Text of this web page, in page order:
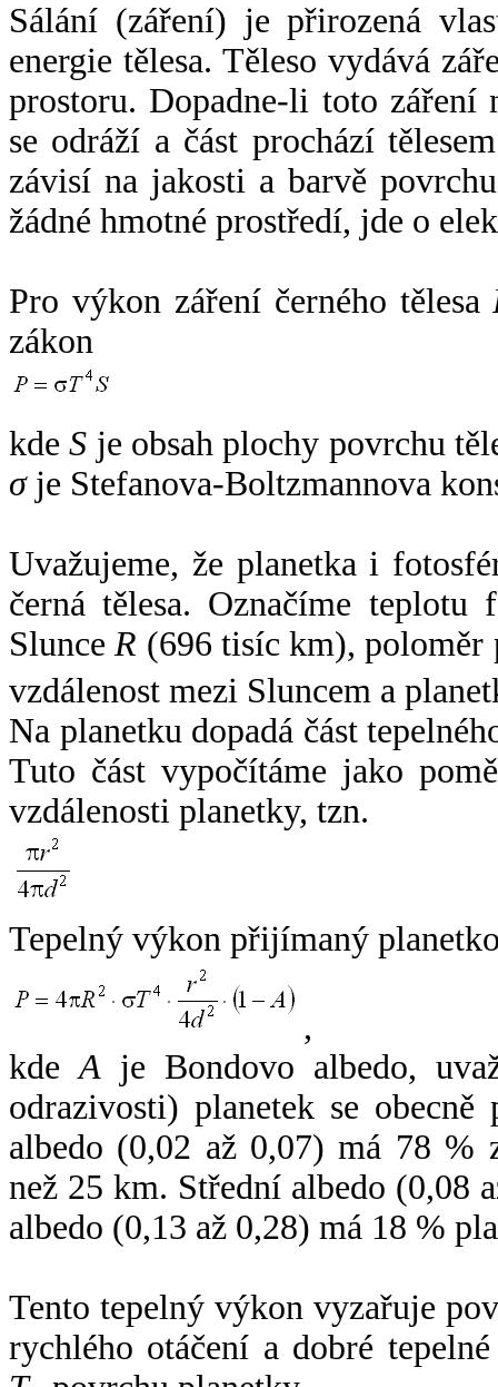
Sálání (záření) je přirozená
energie tělesa. Těleso vydává
prostoru. Dopadne-li toto záření
se odráží a část prochází
závisí na jakosti a barvě
žádné hmotné prostředí, jde o
Pro výkon záření černého tělesa
zákon
kdeS je obsah plochy povrchu
σje Stefanova-Boltzmannova
Uvažujeme, že planetka i
černá tělesa. Označíme
SlunceR (696 tisíc km),
vzdálenost mezi Sluncem a
Na planetku dopadá část
Tuto část vypočítáme jako
vzdálenosti planetky, tzn.
Tepelný výkon přijímaný
,
kdeA je Bondovo albedo,
odrazivosti) planetek se
albedo (0,02 až 0,07) má 78 %
než 25 km. Střední albedo (0,08
albedo (0,13 až 0,28) má 18 %
Tento tepelný výkon vyzařuje
rychlého otáčení a dobré